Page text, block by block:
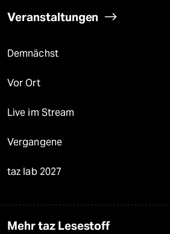
Veranstaltungen
Demnächst
Vor Ort
Live im Stream
Vergangene
taz lab 2027
Mehr taz Lesestoff